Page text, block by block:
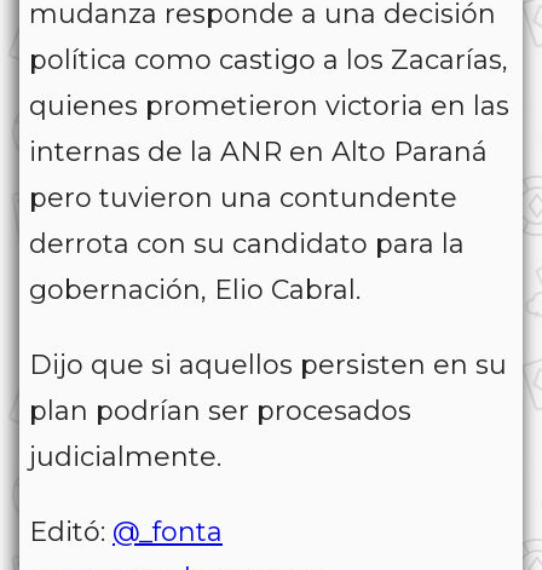
mudanza responde a una decisión
política como castigo a los Zacarías,
quienes prometieron victoria en las
internas de la ANR en Alto Paraná
pero tuvieron una contundente
derrota con su candidato para la
gobernación, Elio Cabral.
Dijo que si aquellos persisten en su
plan podrían ser procesados
judicialmente.
Editó: @_fonta